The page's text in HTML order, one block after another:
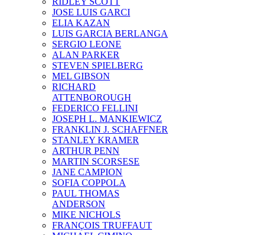
JOSE LUIS GARCI
ELIA KAZAN
LUIS GARCIA BERLANGA
SERGIO LEONE
ALAN PARKER
STEVEN SPIELBERG
MEL GIBSON
RICHARD
ATTENBOROUGH
FEDERICO FELLINI
JOSEPH L. MANKIEWICZ
FRANKLIN J. SCHAFFNER
STANLEY KRAMER
ARTHUR PENN
MARTIN SCORSESE
JANE CAMPION
SOFIA COPPOLA
PAUL THOMAS
ANDERSON
MIKE NICHOLS
FRANÇOIS TRUFFAUT